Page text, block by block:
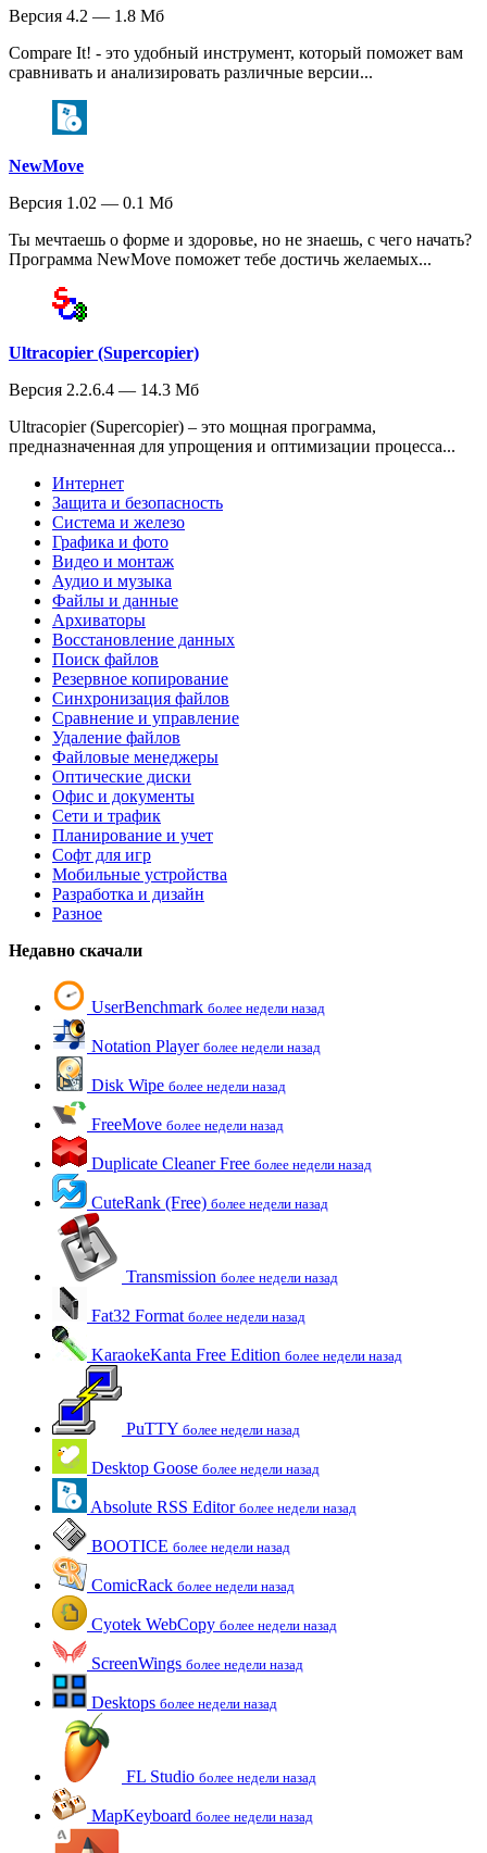
Версия 4.2 — 1.8 Мб
Compare It! - это удобный инструмент, который поможет вам
сравнивать и анализировать различные версии...
NewMove
Версия 1.02 — 0.1 Мб
Ты мечтаешь о форме и здоровье, но не знаешь, с чего начать?
Программа NewMove поможет тебе достичь желаемых...
Ultracopier (Supercopier)
Версия 2.2.6.4 — 14.3 Мб
Ultracopier (Supercopier) – это мощная программа,
предназначенная для упрощения и оптимизации процесса...
Интернет
Защита и безопасность
Система и железо
Графика и фото
Видео и монтаж
Аудио и музыка
Файлы и данные
Архиваторы
Восстановление данных
Поиск файлов
Резервное копирование
Синхронизация файлов
Сравнение и управление
Удаление файлов
Файловые менеджеры
Оптические диски
Офис и документы
Сети и трафик
Планирование и учет
Софт для игр
Мобильные устройства
Разработка и дизайн
Разное
Недавно скачали
UserBenchmark более недели назад
Notation Player более недели назад
Disk Wipe более недели назад
FreeMove более недели назад
Duplicate Cleaner Free более недели назад
CuteRank (Free) более недели назад
Transmission более недели назад
Fat32 Format более недели назад
KaraokeKanta Free Edition более недели назад
PuTTY более недели назад
Desktop Goose более недели назад
Absolute RSS Editor более недели назад
BOOTICE более недели назад
ComicRack более недели назад
Cyotek WebCopy более недели назад
ScreenWings более недели назад
Desktops более недели назад
FL Studio более недели назад
MapKeyboard более недели назад